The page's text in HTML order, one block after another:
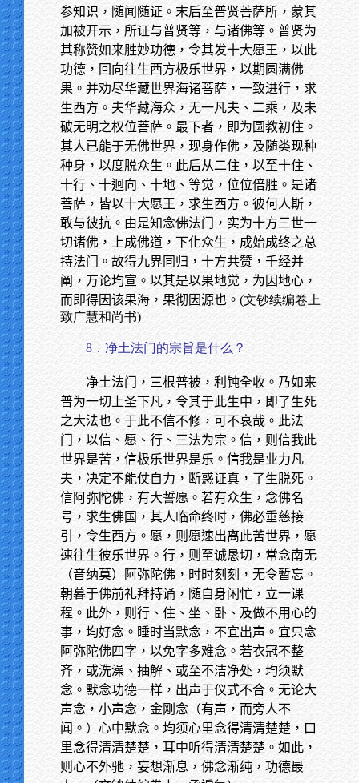
参知识，随闻随证。末后至普贤菩萨所，蒙其
加被开示，所证与普贤等，与诸佛等。普贤为
其称赞如来胜妙功德，令其发十大愿王，以此
功德，回向往生西方极乐世界，以期圆满佛
果。并劝尽华藏世界海诸菩萨，一致进行，求
生西方。夫华藏海众，无一凡夫、二乘，及未
破无明之权位菩萨。最下者，即为圆教初住。
其人已能于无佛世界，现身作佛，及随类现种
种身，以度脱众生。此后从二住，以至十住、
十行、十迥向、十地、等觉，位位倍胜。是诸
菩萨，皆以十大愿王，求生西方。彼何人斯，
敢与彼抗。由是知念佛法门，实为十方三世一
切诸佛，上成佛道，下化众生，成始成终之总
持法门。故得九界同归，十方共赞，千经并
阐，万论均宣。以其是以果地觉，为因地心，
而即得因该果海，果彻因源也。 (文钞续编卷上
致广慧和尚书)
8．净土法门的宗旨是什么？
净土法门，三根普被，利钝全收。乃如来
普为一切上圣下凡，令其于此生中，即了生死
之大法也。于此不信不修，可不哀哉。此法
门，以信、愿、行、三法为宗。信，则信我此
世界是苦，信极乐世界是乐。信我是业力凡
夫，决定不能仗自力，断惑证真，了生脱死。
信阿弥陀佛，有大誓愿。若有众生，念佛名
号，求生佛国，其人临命终时，佛必垂慈接
引，令生西方。愿，则愿速出离此苦世界，愿
速往生彼乐世界。行，则至诚恳切，常念南无
（音纳莫）阿弥陀佛，时时刻刻，无令暂忘。
朝暮于佛前礼拜持诵，随自身闲忙，立一课
程。此外，则行、住、坐、卧、及做不用心的
事，均好念。睡时当默念，不宜出声。宜只念
阿弥陀佛四字，以免字多难念。若衣冠不整
齐，或洗澡、抽解、或至不洁净处，均须默
念。默念功德一样，出声于仪式不合。无论大
声念，小声念，金刚念（有声，而旁人不
闻。）心中默念。均须心里念得清清楚楚，口
里念得清清楚楚，耳中听得清清楚楚。如此，
则心不外驰，妄想渐息，佛念渐纯，功德最